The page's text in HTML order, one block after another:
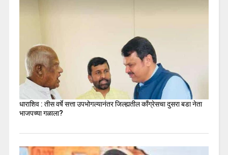
धाराशिव : तीस वर्षे सत्ता उपभोगल्यानंतर जिल्ह्यतील कॉंग्रेसचा दुसरा बडा नेता
भाजपच्या गळाला?